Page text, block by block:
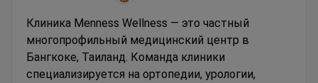
Клиника Menness Wellness — это частный
многопрофильный медицинский центр в
Бангкоке, Таиланд. Команда клиники
специализируется на ортопедии, урологии,